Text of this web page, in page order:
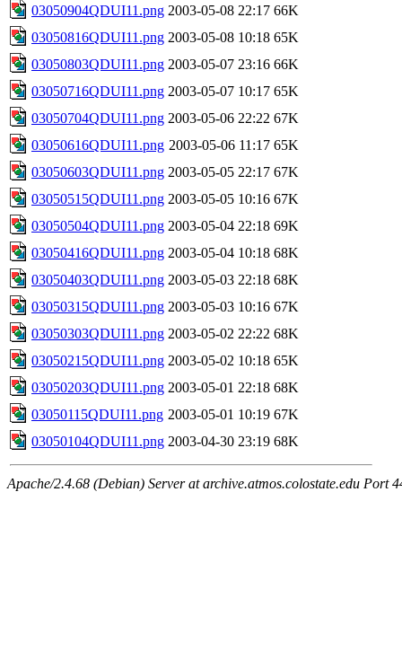
03050904QDUI11.png 2003-05-08 22:17 66K
03050816QDUI11.png 2003-05-08 10:18 65K
03050803QDUI11.png 2003-05-07 23:16 66K
03050716QDUI11.png 2003-05-07 10:17 65K
03050704QDUI11.png 2003-05-06 22:22 67K
03050616QDUI11.png 2003-05-06 11:17 65K
03050603QDUI11.png 2003-05-05 22:17 67K
03050515QDUI11.png 2003-05-05 10:16 67K
03050504QDUI11.png 2003-05-04 22:18 69K
03050416QDUI11.png 2003-05-04 10:18 68K
03050403QDUI11.png 2003-05-03 22:18 68K
03050315QDUI11.png 2003-05-03 10:16 67K
03050303QDUI11.png 2003-05-02 22:22 68K
03050215QDUI11.png 2003-05-02 10:18 65K
03050203QDUI11.png 2003-05-01 22:18 68K
03050115QDUI11.png 2003-05-01 10:19 67K
03050104QDUI11.png 2003-04-30 23:19 68K
Apache/2.4.68 (Debian) Server at archive.atmos.colostate.edu Port